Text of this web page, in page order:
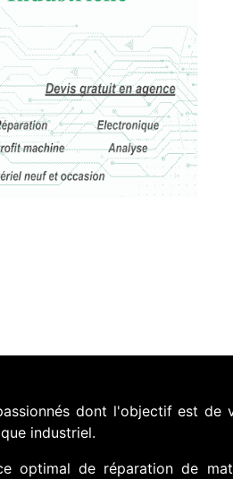
dont l'objectif est de
industriel.
optimal de réparation de